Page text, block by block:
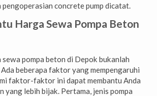
concrete pump dicatat.
Harga Sewa Pompa Beton
pompa beton di Depok bukanlah
beberapa faktor yang mempengaruhi
faktor-faktor ini dapat membantu Anda
yang lebih bijak. Pertama, jenis pompa